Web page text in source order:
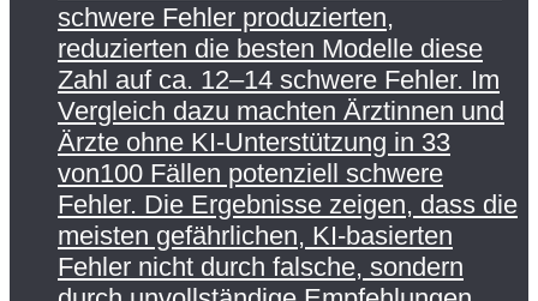
schwere Fehler produzierten,
reduzierten die besten Modelle diese
Zahl auf ca. 12–14 schwere Fehler. Im
Vergleich dazu machten Ärztinnen und
Ärzte ohne KI-Unterstützung in 33
von100 Fällen potenziell schwere
Fehler. Die Ergebnisse zeigen, dass die
meisten gefährlichen, KI-basierten
Fehler nicht durch falsche, sondern